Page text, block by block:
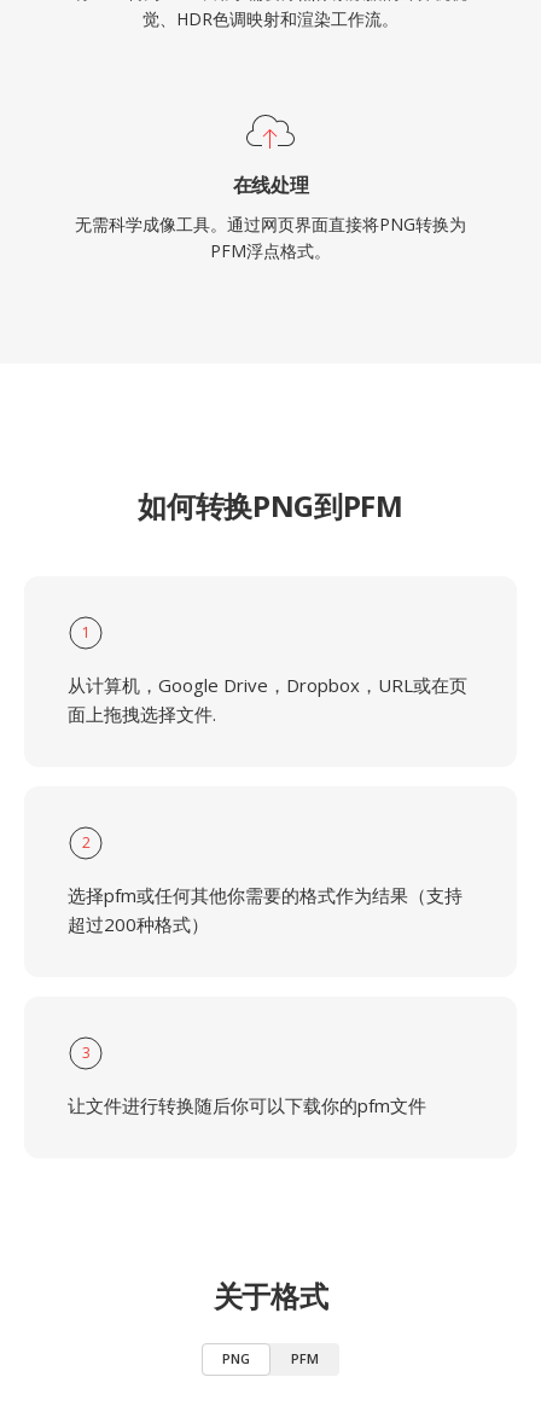
觉、HDR色调映射和渲染工作流。
在线处理
无需科学成像工具。通过网页界面直接将PNG转换为
PFM浮点格式。
如何转换PNG到PFM
1
从计算机，Google Drive，Dropbox，URL或在页
面上拖拽选择文件.
2
选择pfm或任何其他你需要的格式作为结果（支持
超过200种格式）
3
让文件进行转换随后你可以下载你的pfm文件
关于格式
PNG PFM